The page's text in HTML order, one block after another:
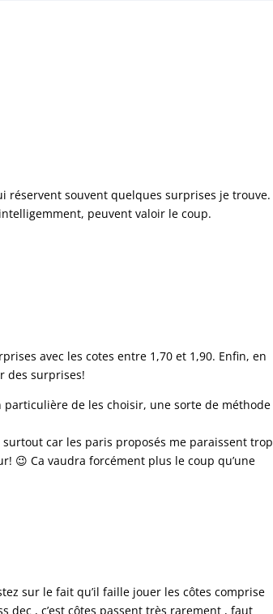
réservent souvent quelques surprises je trouve.
peuvent valoir le coup.
avec les cotes entre 1,70 et 1,90. Enfin, en
des surprises!
particulière de les choisir, une sorte de méthode
car les paris proposés me paraissent trop
😉 Ca vaudra forcément plus le coup qu’une
sur le fait qu’il faille jouer les côtes comprise
dec , c’est côtes passent très rarement , faut